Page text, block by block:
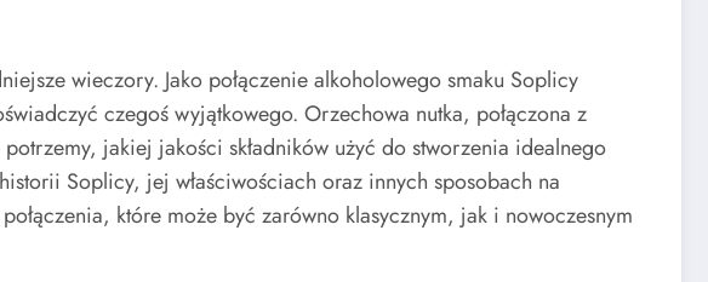
wieczory. Jako połączenie alkoholowego smaku Soplicy
czegoś wyjątkowego. Orzechowa nutka, połączona z
jakiej jakości składników użyć do stworzenia idealnego
Soplicy, jej właściwościach oraz innych sposobach na
które może być zarówno klasycznym, jak i nowoczesnym